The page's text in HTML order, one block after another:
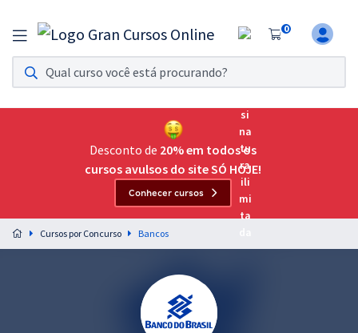
0
Assinatura Ilimitada 11
Acesso a todos os cursos. Teste grátis por 7 dias!
Assinatura OAB Até Passar
Acesso ilimitado a toda preparação para o Exame da
Preparação completa e intensiva para as principais
residências em saúde do Brasil
Desconto de 20% em todos os
cursos avulsos do site SÓ HOJE!
Conhecer cursos
Cursos por Concurso Bancos